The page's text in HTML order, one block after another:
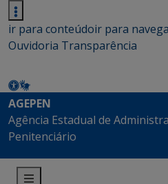
ir para conteúdoir para
Ouvidoria Transparência
AGEPEN
Agência Estadual de
Penitenciário